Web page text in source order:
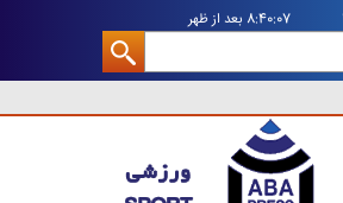
8:40:07 بعد از ظهر